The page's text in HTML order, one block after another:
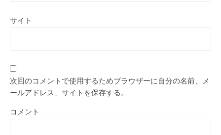
サイト
次回のコメントで使用するためブラウザーに自分の名前、メ
ールアドレス、サイトを保存する。
コメント